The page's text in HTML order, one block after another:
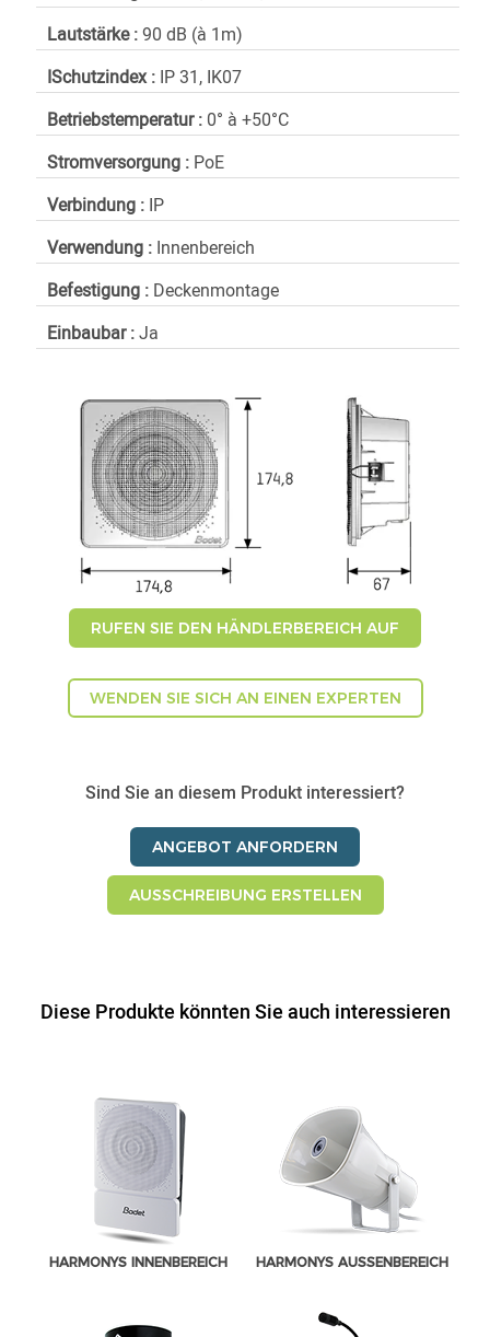
Lautstärke :90 dB (à 1m)
ISchutzindex : IP 31, IK07
Betriebstemperatur : 0° à +50°C
Stromversorgung : PoE
Verbindung : IP
Verwendung : Innenbereich
Befestigung : Deckenmontage
Einbaubar :Ja
RUFEN SIE DEN HÄNDLERBEREICH AUF
WENDEN SIE SICH AN EINEN EXPERTEN
Sind Sie an diesem Produkt interessiert?
ANGEBOT ANFORDERN
AUSSCHREIBUNG ERSTELLEN
Diese Produkte könnten Sie auch interessieren
HARMONYS INNENBEREICH HARMONYS AUSSENBEREICH